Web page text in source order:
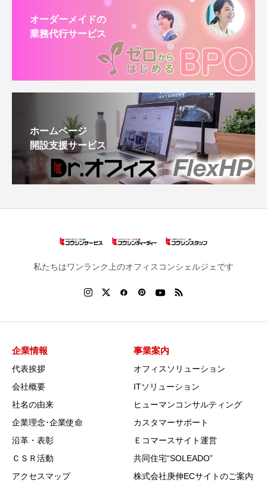
オーダーメイドの
業務代行サービス
ホームページ
開設支援サービス
私たちはワンランク上のオフィスコンシェルジェです
企業情報
代表挨拶
会社概要
社名の由来
企業理念･企業使命
沿革・表彰
ＣＳＲ活動
アクセスマップ
事業案内
オフィスソリューション
ITソリューション
ヒューマンコンサルティング
カスタマーサポート
Ｅコマースサイト運営
共同住宅“SOLEADO”
株式会社庚伸ECサイトのご案内